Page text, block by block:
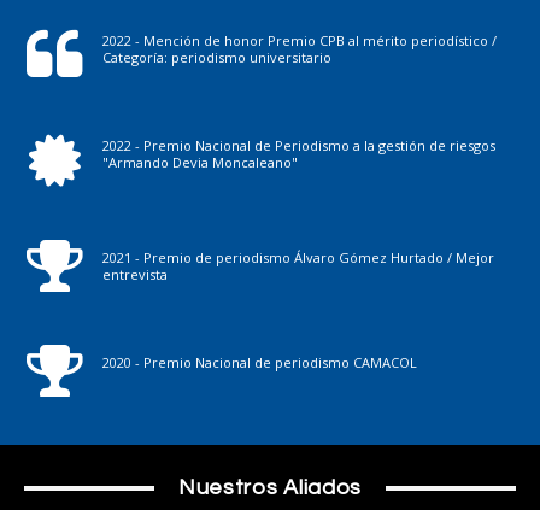
2022 - Mención de honor Premio CPB al mérito periodístico /
Categoría: periodismo universitario
2022 - Premio Nacional de Periodismo a la gestión de riesgos
"Armando Devia Moncaleano"
2021 - Premio de periodismo Álvaro Gómez Hurtado / Mejor
entrevista
2020 - Premio Nacional de periodismo CAMACOL
Nuestros Aliados